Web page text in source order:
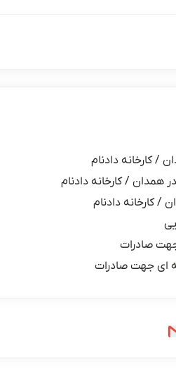
/ کارخانه دادنام
همدان / کارخانه دادنام
/ کارخانه دادنام
صادرات
ای جهت صادرات